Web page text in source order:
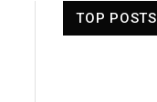
TOP POSTS